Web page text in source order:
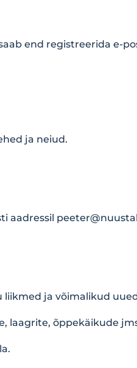
end registreerida e-
ja neiud.
aadressil
ja võimalikud
laagrite, õppekäikude